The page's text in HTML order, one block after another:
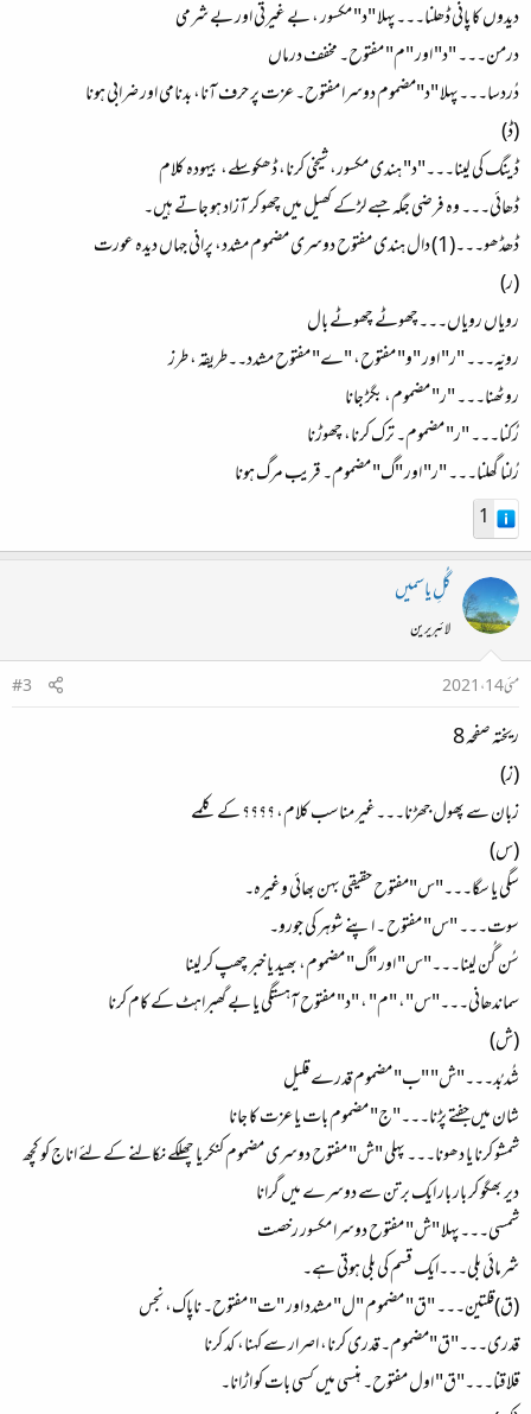
دیدوں کا پانی ڈھلنا۔۔۔پہلا "د" مکسور ، بے غیرتی اور بے شرمی
درمن۔۔۔ "د" اور "م" مفتوح۔ مخفف درماں
دُردسا۔۔۔پہلا "د"مضموم دوسرا مفتوح۔ عزت پر حرف آنا، بدنامی اور ضرابی ہونا
(ڈ)
ڈینگ کی لینا۔۔۔"د" ہندی مکسور، شیخی کرنا، ڈھکوسلے، بیہودہ کلام
ڈھائی۔۔۔ وہ فرضی جگہ جسے لڑکے کھیل میں چھو کر آزاد ہو جاتے ہیں۔
ڈھڈھو۔۔۔(1) دال ہندی مفتوح دوسری مضموم مشدد، پرانی جہاں دیدہ عورت
(ر)
رویاں رویاں۔۔۔چھوٹے چھوٹے بال
رویّہ۔۔۔ "ر" اور "و" مفتوح، "ے" مفتوح مشدد۔۔طریقہ ، طرز
روٹھنا۔۔۔ "ر" مضموم، بگڑ جانا
رُکنا۔۔۔ "ر" مضموم۔ ترک کرنا، چھوڑنا
رُلنا گھلنا۔۔۔ "ر" اور "گ" مضموم۔ قریب مرگ ہونا
1
گُلِ یاسمیں
لائبریرین
مئی 14، 2021
#3
ریختہ صفحہ 8
(ز)
زبان سے پھول جھڑنا۔۔۔غیر مناسب کلام، ؟؟؟؟ کے کلمے
(س)
سگی یا سگا۔۔۔"س"مفتوح حقیقی بہن بھائی وغیرہ۔
سوت۔۔۔ "س" مفتوح ۔ اپنے شوہر کی جورو۔
سُن گُن لینا۔۔۔"س" اور "گ" مضموم، بھید یا خبر چھپ کر لینا
سماندھانی۔۔۔"س"، "م" ، "د" مفتوح آہستگی یا بے گھبراہٹ کے کام کرنا
(ش)
شُد بُد۔۔۔"ش" "ب" مضموم قدرے قلیل
شان میں جفتے پڑنا۔۔۔"ج" مضموم بات یا عزت کا جانا
شمشو کرنا یا دھونا۔۔۔ پہلی "ش" مفتوح دوسری مضموم کنکر یا چھلکے نکالنے کے لئے اناج کو کچھ
دیر بھگو کر بار بار ایک برتن سے دوسرے میں گرانا
شمسی۔۔۔پہلا "ش" مفتوح دوسرا مکسور رخصت
شرمائی بلی۔۔۔ایک قسم کی بلی ہوتی ہے۔
(ق)قلتین۔۔۔ "ق" مضموم "ل" مشدد اور "ت" مفتوح۔ ناپاک، نجس
قدری۔۔۔"ق"مضموم۔ قدری کرنا، اصرار سے کہنا، کد کرنا
قلاقنا۔۔۔"ق" اول مفتوح۔ ہنسی میں کسی بات کو اڑانا۔